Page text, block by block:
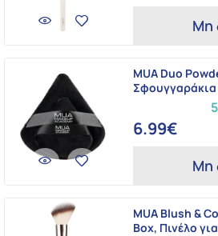
Μη
MUA Duo
Σφουγγαράκια
6.99€
Μη
MUA Blush &
Box, Πινέλο